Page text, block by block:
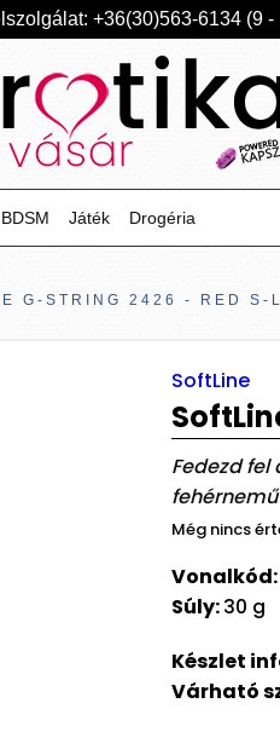
+36(30)563-6134 (9 -
BDSM Játék Drogéria
G-STRING 2426 - RED S-L
SoftLine
Fedezd
Még nincs
Vonalkód:
Súly:30 g
Készlet
Várható